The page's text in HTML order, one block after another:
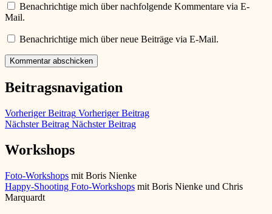
Benachrichtige mich über nachfolgende Kommentare via E-
Mail.
Benachrichtige mich über neue Beiträge via E-Mail.
Beitragsnavigation
Vorheriger Beitrag Vorheriger Beitrag
Nächster Beitrag Nächster Beitrag
Workshops
Foto-Workshops mit Boris Nienke
Happy-Shooting Foto-Workshops mit Boris Nienke und Chris
Marquardt